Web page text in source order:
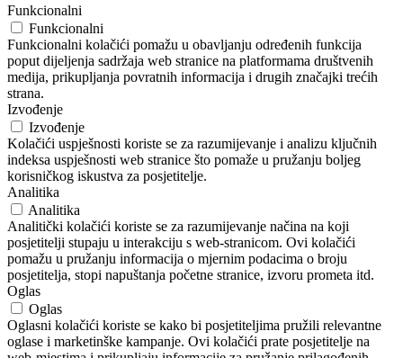
Funkcionalni
Funkcionalni
Funkcionalni kolačići pomažu u obavljanju određenih funkcija
poput dijeljenja sadržaja web stranice na platformama društvenih
medija, prikupljanja povratnih informacija i drugih značajki trećih
strana.
Izvođenje
Izvođenje
Kolačići uspješnosti koriste se za razumijevanje i analizu ključnih
indeksa uspješnosti web stranice što pomaže u pružanju boljeg
korisničkog iskustva za posjetitelje.
Analitika
Analitika
Analitički kolačići koriste se za razumijevanje načina na koji
posjetitelji stupaju u interakciju s web-stranicom. Ovi kolačići
pomažu u pružanju informacija o mjernim podacima o broju
posjetitelja, stopi napuštanja početne stranice, izvoru prometa itd.
Oglas
Oglas
Oglasni kolačići koriste se kako bi posjetiteljima pružili relevantne
oglase i marketinške kampanje. Ovi kolačići prate posjetitelje na